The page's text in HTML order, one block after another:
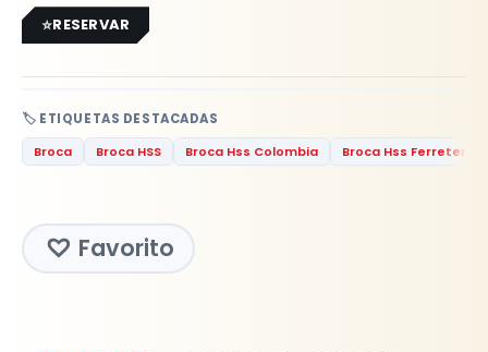
🏷️ ETIQUETAS DESTACADAS
Broca
Broca HSS Broca Hss Colombia Broca Hss Ferretería
RESERVAR
Favorito